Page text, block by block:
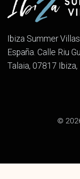
Ibiza Summer
España. Calle Riu
Talaia, 07817 Ibiza,
©